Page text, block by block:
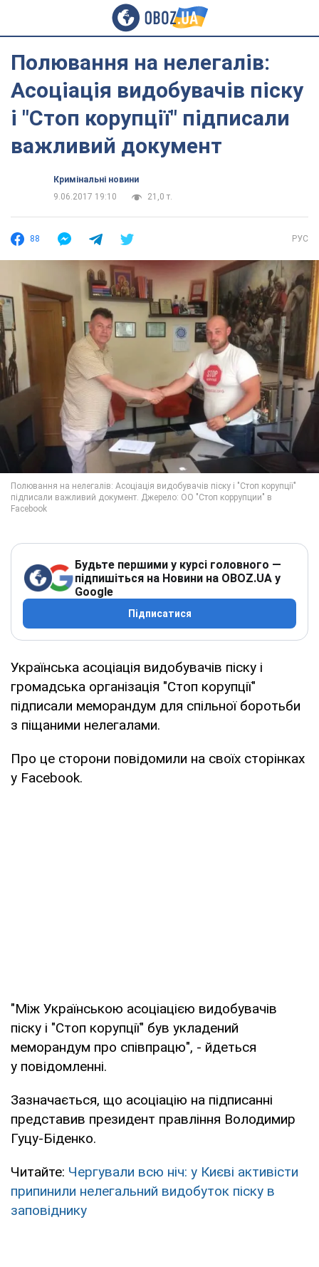
Полювання на нелегалів:
Асоціація видобувачів піску
і "Стоп корупції" підписали
важливий документ
Кримінальні новини
9.06.2017 19:10
21,0 т.
88 РУС
Будьте першими у курсі головного —
підпишіться на Новини на OBOZ.UA у
Google
Підписатися
Українська асоціація видобувачів піску і
громадська організація "Стоп корупції"
підписали меморандум для спільної боротьби
з піщаними нелегалами.
Про це сторони повідомили на своїх сторінках
у Facebook.
"Між Українською асоціацією видобувачів
піску і "Стоп корупції" був укладений
меморандум про співпрацю", - йдеться
у повідомленні.
Зазначається, що асоціацію на підписанні
представив президент правління Володимир
Гуцу-Біденко.
Читайте: Чергували всю ніч: у Києві активісти
припинили нелегальний видобуток піску в
заповіднику